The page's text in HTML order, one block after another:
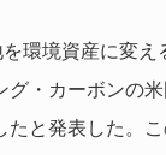
環境資産に変
グ・カーボンの
と発表した。